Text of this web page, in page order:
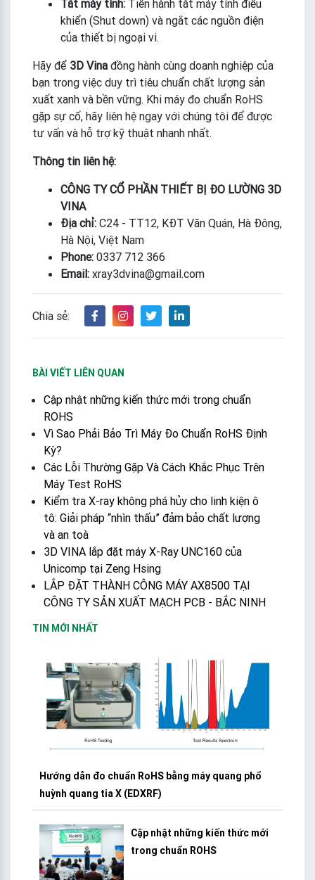
Tắt máy tính: Tiến hành tắt máy tính điều
khiển (Shut down) và ngắt các nguồn điện
của thiết bị ngoại vi.
Hãy để 3D Vina đồng hành cùng doanh nghiệp của
bạn trong việc duy trì tiêu chuẩn chất lượng sản
xuất xanh và bền vững. Khi máy đo chuẩn RoHS
gặp sự cố, hãy liên hệ ngay với chúng tôi để được
tư vấn và hỗ trợ kỹ thuật nhanh nhất.
Thông tin liên hệ:
CÔNG TY CỔ PHẦN THIẾT BỊ ĐO LƯỜNG 3D
VINA
Địa chỉ: C24 - TT12, KĐT Văn Quán, Hà Đông,
Hà Nội, Việt Nam
Phone: 0337 712 366
Email: xray3dvina@gmail.com
Chia sẻ:
BÀI VIẾT LIÊN QUAN
Cập nhật những kiến thức mới trong chuẩn
ROHS
Vì Sao Phải Bảo Trì Máy Đo Chuẩn RoHS Định
Kỳ?
Các Lỗi Thường Gặp Và Cách Khắc Phục Trên
Máy Test RoHS
Kiểm tra X-ray không phá hủy cho linh kiện ô
tô: Giải pháp “nhìn thấu” đảm bảo chất lượng
và an toà
3D VINA lắp đặt máy X-Ray UNC160 của
Unicomp tại Zeng Hsing
LẮP ĐẶT THÀNH CÔNG MÁY AX8500 TẠI
CÔNG TY SẢN XUẤT MẠCH PCB - BẮC NINH
TIN MỚI NHẤT
Hướng dẫn đo chuẩn RoHS bằng máy quang phổ
huỳnh quang tia X (EDXRF)
Cập nhật những kiến thức mới
trong chuẩn ROHS